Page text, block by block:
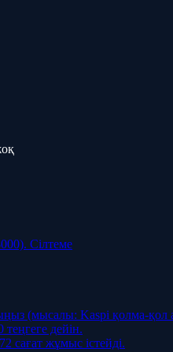
Сілтеме
(мысалы: Kaspi қолма-
дейін.
сағат жұмыс істейді.